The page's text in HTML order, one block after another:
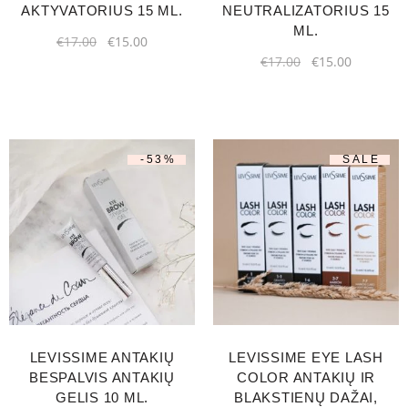
AKTYVATORIUS 15 ML.
€17.00 €15.00
NEUTRALIZATORIUS 15
ML.
€17.00 €15.00
-53%
LEVISSIME ANTAKIŲ
BESPALVIS ANTAKIŲ
GELIS 10 ML.
SALE
LEVISSIME EYE LASH
COLOR ANTAKIŲ IR
BLAKSTIENŲ DAŽAI,